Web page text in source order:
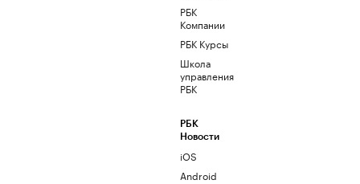
РБК
Компании
РБК Курсы
Школа
управления
РБК
РБК
Новости
iOS
Android